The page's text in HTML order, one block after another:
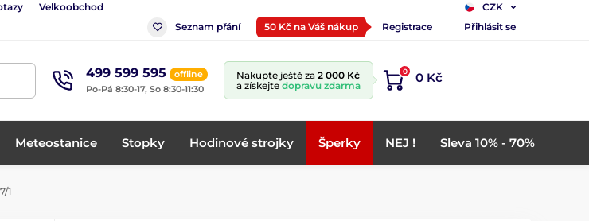
Velkoobchod
CZK
Seznam přání
50 Kč na Váš nákup Registrace Přihlásit se
499 599 595
offline
Po-Pá 8:30-17, So 8:30-11:30
Nakupte ještě za 2 000 Kč
a získejte dopravu zdarma
0 0 Kč
Meteostanice Stopky Hodinové strojky Šperky NEJ ! Sleva 10% - 70%
1